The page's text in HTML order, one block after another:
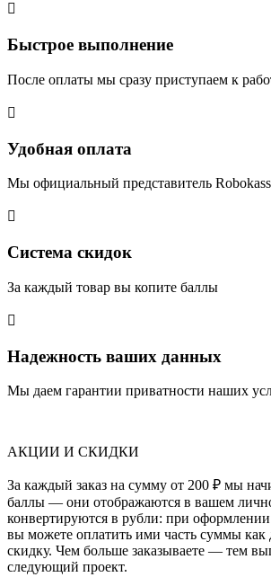

Быстрое выполнение
После оплаты мы сразу приступаем к

Удобная оплата
Мы официальный представитель

Система скидок
За каждый товар вы копите баллы

Надежность ваших данных
Мы даем гарантии приватности наших
АКЦИИ И СКИДКИ
За каждый заказ на сумму от 200 ₽ мы
баллы — они отображаются в вашем
конвертируются в рубли: при оформлении
вы можете оплатить ими часть суммы
скидку. Чем больше заказываете — тем
следующий проект.